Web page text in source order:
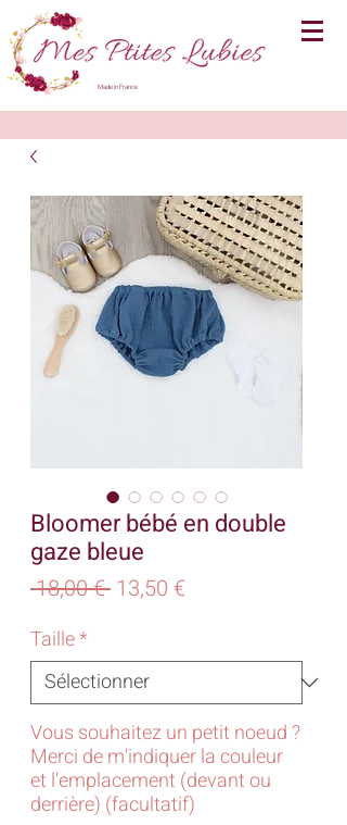
Made in France
Bloomer bébé en double
gaze bleue
18,00 € Prix
13,50 €
Taille*
Vous souhaitez un petit noeud ?
Merci de m'indiquer la couleur
et l'emplacement (devant ou
derrière) (facultatif)